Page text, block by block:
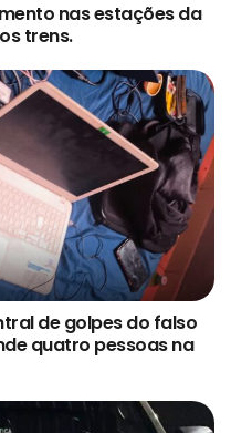
nas estações da
trens.
de golpes do falso
quatro pessoas na